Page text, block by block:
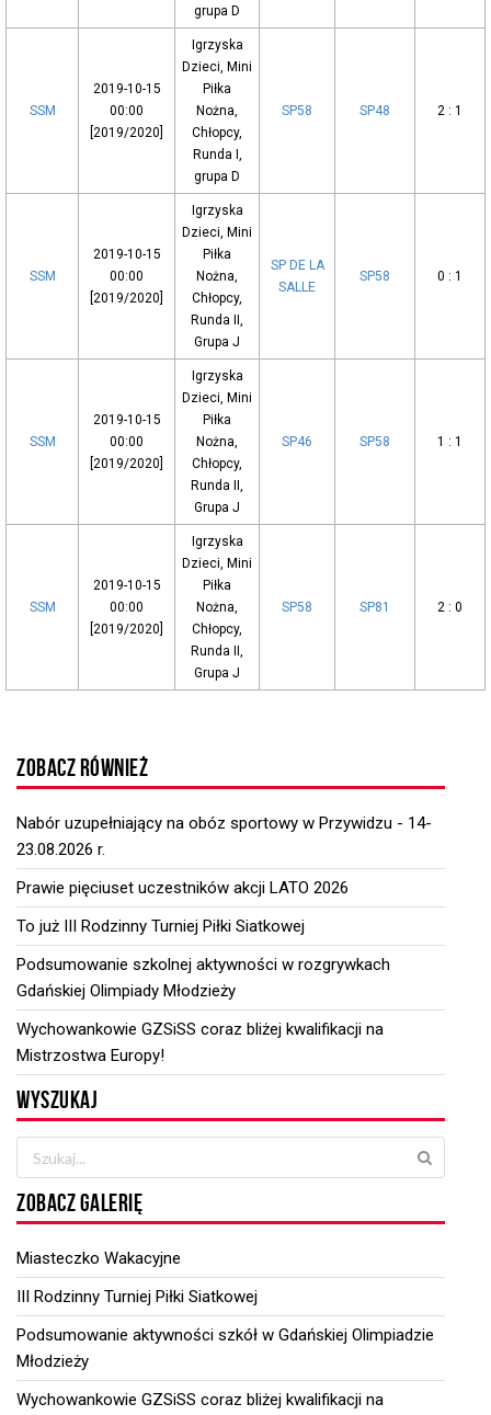
grupa D
SSM
2019-10-15
00:00
[2019/2020]
Igrzyska
Dzieci, Mini
Piłka
Nożna,
Chłopcy,
Runda I,
grupa D
SP58 SP48 2 : 1
SSM
2019-10-15
00:00
[2019/2020]
Igrzyska
Dzieci, Mini
Piłka
Nożna,
Chłopcy,
Runda II,
Grupa J
SP DE LA
SALLE
SP58 0 : 1
SSM
2019-10-15
00:00
[2019/2020]
Igrzyska
Dzieci, Mini
Piłka
Nożna,
Chłopcy,
Runda II,
Grupa J
SP46 SP58 1 : 1
SSM
2019-10-15
00:00
[2019/2020]
Igrzyska
Dzieci, Mini
Piłka
Nożna,
Chłopcy,
Runda II,
Grupa J
SP58 SP81 2 : 0
ZOBACZ RÓWNIEŻ
Nabór uzupełniający na obóz sportowy w Przywidzu - 14-
23.08.2026 r.
Prawie pięciuset uczestników akcji LATO 2026
To już III Rodzinny Turniej Piłki Siatkowej
Podsumowanie szkolnej aktywności w rozgrywkach
Gdańskiej Olimpiady Młodzieży
Wychowankowie GZSiSS coraz bliżej kwalifikacji na
Mistrzostwa Europy!
WYSZUKAJ
ZOBACZ GALERIĘ
Miasteczko Wakacyjne
III Rodzinny Turniej Piłki Siatkowej
Podsumowanie aktywności szkół w Gdańskiej Olimpiadzie
Młodzieży
Wychowankowie GZSiSS coraz bliżej kwalifikacji na